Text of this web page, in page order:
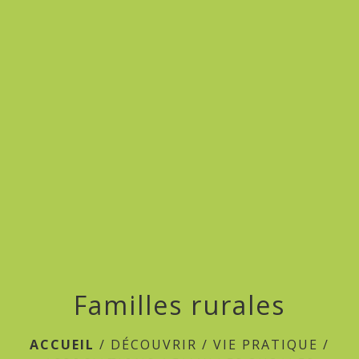
Familles rurales
ACCUEIL / DÉCOUVRIR / VIE PRATIQUE /